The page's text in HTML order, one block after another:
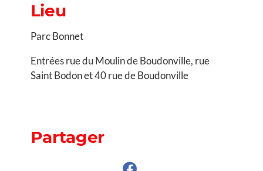
Lieu
Parc Bonnet
Entrées rue du Moulin de Boudonville, rue
Saint Bodon et 40 rue de Boudonville
Partager